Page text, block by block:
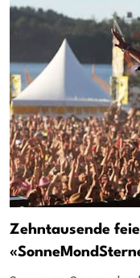
Zehntausende